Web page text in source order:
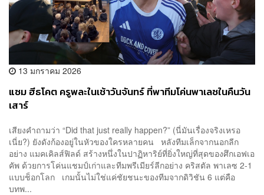
13 มกราคม 2026
แซม ฮีธโคต ครูพละในเช้าวันจันทร์ ที่พาทีมโค่นพาเลซในคืนวัน
เสาร์
เสียงคำถามว่า “Did that just really happen?” (นี่มันเรื่องจริงเหรอ
เนี่ย?) ยังดังก้องอยู่ในหัวของใครหลายคน หลังทีมเล็กจากนอกลีก
อย่าง แมคเคิลส์ฟิลด์ สร้างหนึ่งในปาฏิหาริย์ที่ยิ่งใหญ่ที่สุดของศึกเอฟเอ
คัพ ด้วยการโค่นแชมป์เก่าและทีมพรีเมียร์ลีกอย่าง คริสตัล พาเลซ 2-1
แบบช็อกโลก เกมนั้นไม่ใช่แค่ชัยชนะของทีมจากดิวิชัน 6 แต่คือ
บทพ...